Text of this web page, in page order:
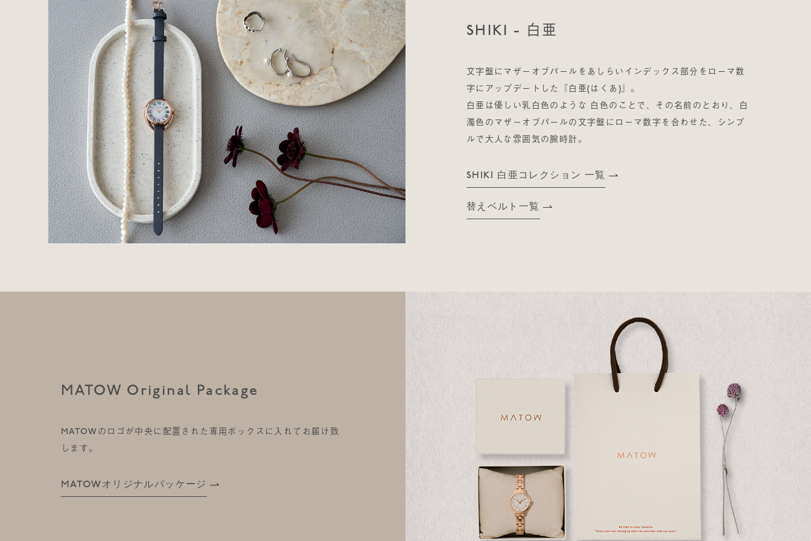
SHIKI - 白亜
文字盤にマザーオブパールをあしらいインデックス部分をローマ数
字にアップデートした『白亜(はくあ)』。
白亜は優しい乳白色のような 白色のことで、その名前のとおり、白
濁色のマザーオブパールの文字盤にローマ数字を合わせた、シンプ
ルで大人な雰囲気の腕時計。
SHIKI 白亜コレクション 一覧
替えベルト一覧
MATOW Original Package
MATOWのロゴが中央に配置された専用ボックスに入れてお届け致
します。
MATOWオリジナルパッケージ